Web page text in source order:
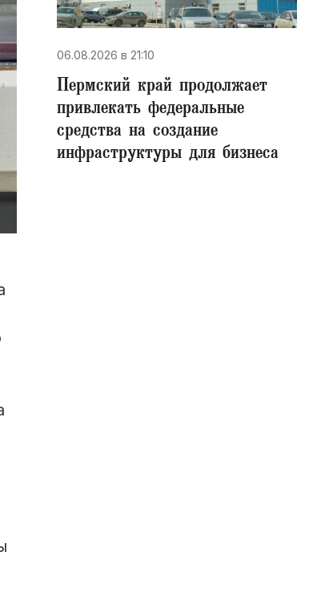
06.08.2026 в 21:10
Пермский край продолжает
привлекать федеральные
средства на создание
инфраструктуры для бизнеса